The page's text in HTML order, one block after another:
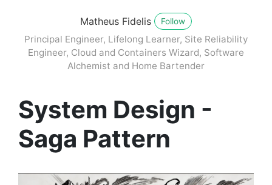
Matheus Fidelis Follow
Principal Engineer, Lifelong Learner, Site Reliability
Engineer, Cloud and Containers Wizard, Software
Alchemist and Home Bartender
System Design -
Saga Pattern